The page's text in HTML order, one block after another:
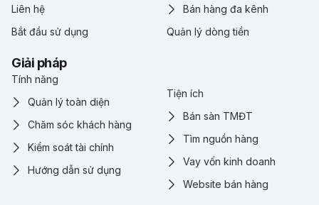
Liên hệ
Bắt đầu sử dụng
Bán hàng đa kênh
Quản lý dòng tiền
Giải pháp
Tính năng
Quản lý toàn diện
Chăm sóc khách hàng
Kiểm soát tài chính
Hướng dẫn sử dụng
Tiện ích
Bán sàn TMĐT
Tìm nguồn hàng
Vay vốn kinh doanh
Website bán hàng